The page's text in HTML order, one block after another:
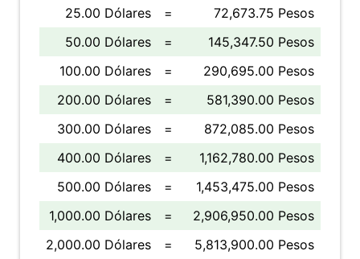
25.00 Dólares
=
72,673.75 Pesos
50.00 Dólares
=
145,347.50 Pesos
100.00 Dólares
=
290,695.00 Pesos
200.00 Dólares
=
581,390.00 Pesos
300.00 Dólares
=
872,085.00 Pesos
400.00 Dólares
=
1,162,780.00 Pesos
500.00 Dólares
=
1,453,475.00 Pesos
1,000.00 Dólares
=
2,906,950.00 Pesos
2,000.00 Dólares
=
5,813,900.00 Pesos